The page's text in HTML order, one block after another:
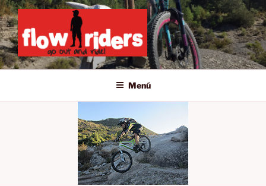
Saltar
al
contenido
GO OUT AND RIDE!
Menú